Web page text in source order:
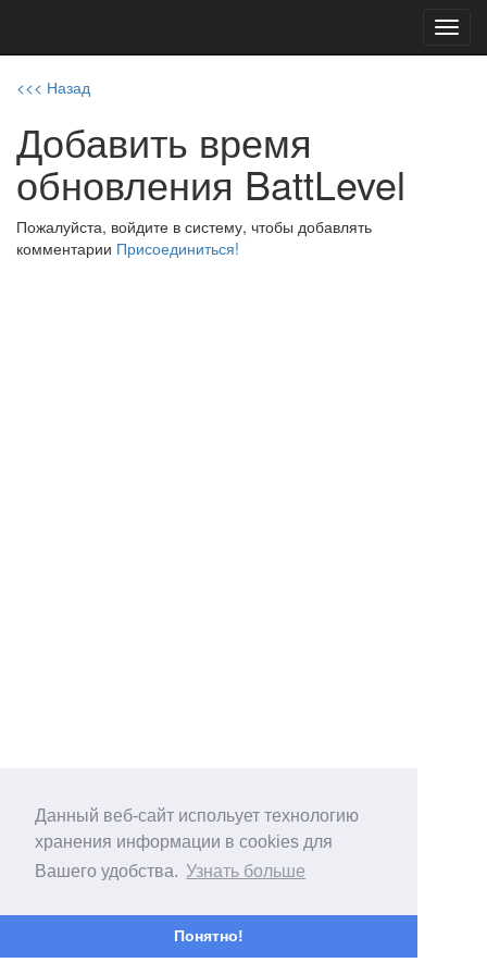
Данный веб-сайт испольует технологию
хранения информации в cookies для
Вашего удобства. Узнать больше
Понятно!
<<< Назад
Добавить время
обновления BattLevel
Пожалуйста, войдите в систему, чтобы добавлять
комментарии Присоединиться!